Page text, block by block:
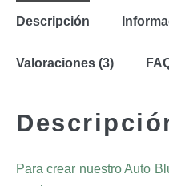
Descripción
Valoraciones (3)
Para crear nuestro Auto